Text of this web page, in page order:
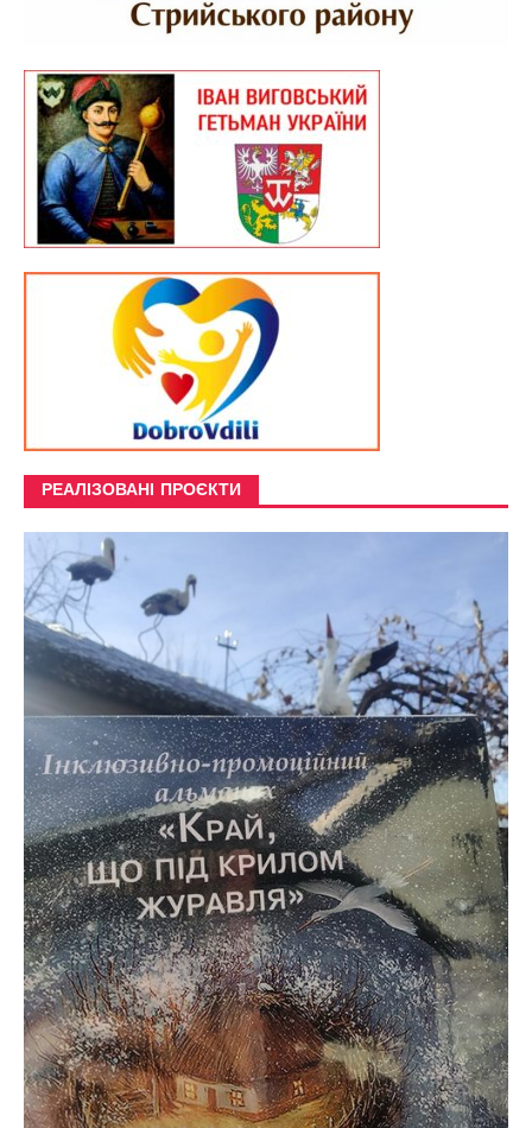
РЕАЛІЗОВАНІ ПРОЄКТИ